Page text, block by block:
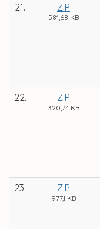
21. ZIP
581,68 KB
22. ZIP
320,74 KB
23. ZIP
977,1 KB